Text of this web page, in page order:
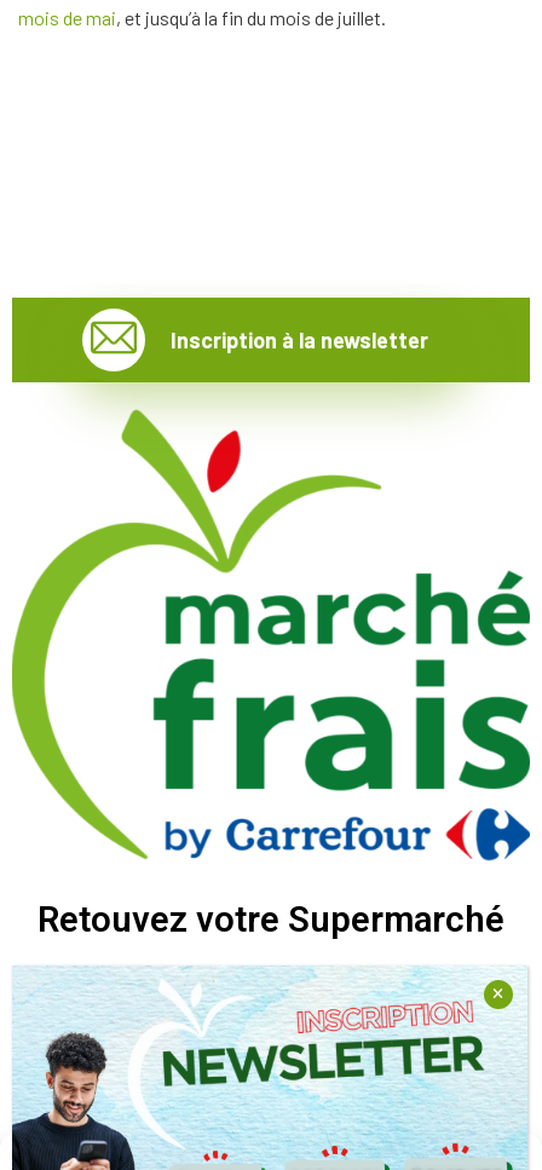
mois de mai, et jusqu’à la fin du mois de juillet.
Inscription à la newsletter
Retouvez votre Supermarché
Retrouvez nous sur nos réseaux sociaux
Nous travaillons avec la passion de relever des défis pour vous